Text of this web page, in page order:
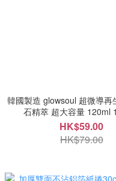
韓國製造 glowsoul 超微導再
石精萃 超大容量 120ml
HK$59.00
HK$79.00